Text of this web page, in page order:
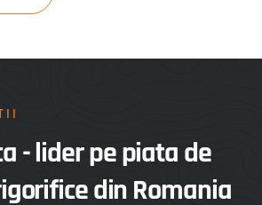
- lider pe piata de
din Romania